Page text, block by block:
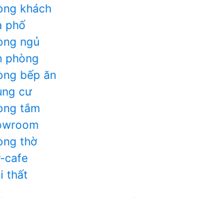
khách
phố
ngủ
phòng
bếp ăn
cư
tắm
thờ
cafe
thất